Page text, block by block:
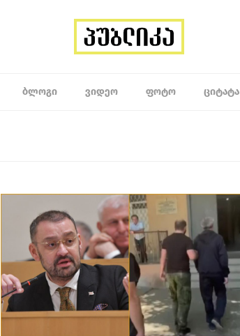
ᲑᲚᲝᲒᲘ ᲕᲘᲓᲔᲝ ᲤᲝᲢᲝ ᲪᲘᲢᲐᲢᲐ